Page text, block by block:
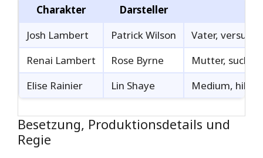
Charakter
Darsteller
Josh Lambert
Patrick Wilson
Vater,
Renai Lambert
Rose Byrne
Mutter, sucht
Elise Rainier
Lin Shaye Medium, hilft
Besetzung, Produktionsdetails und
Regie